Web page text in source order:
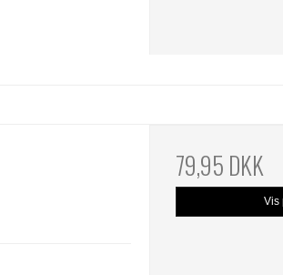
79,95 DKK
Vis